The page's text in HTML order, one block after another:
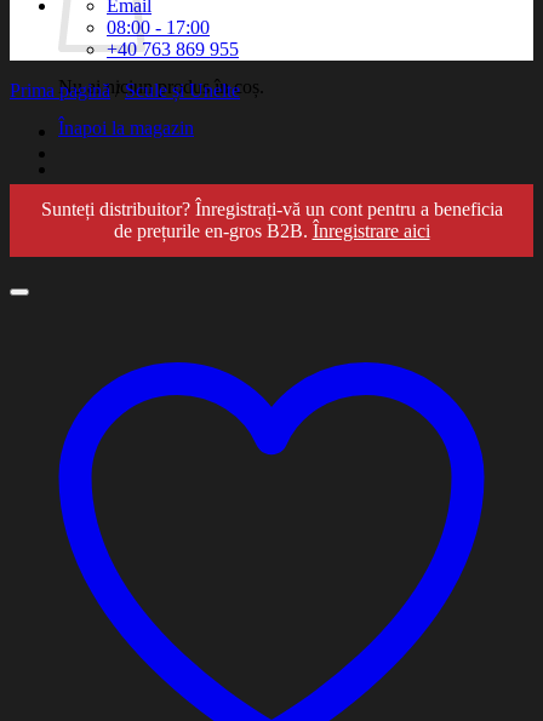
Nu ai niciun produs în coș.
Înapoi la magazin
Email
08:00 - 17:00
+40 763 869 955
Prima pagină / Scule și Unelte
Sunteți distribuitor? Înregistrați-vă un cont pentru a beneficia
de prețurile en-gros B2B. Înregistrare aici